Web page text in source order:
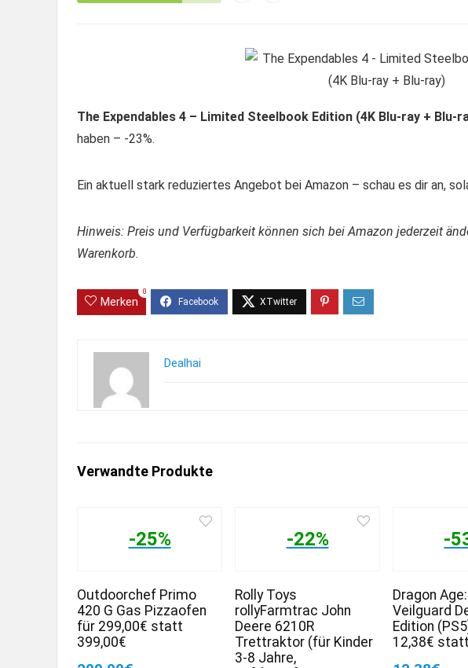
The Expendables 4 – Limited Steelbook Edition (4K Blu-ray + Blu-
haben – -23%.
Ein aktuell stark reduziertes Angebot bei Amazon – schau es dir an,
Hinweis: Preis und Verfügbarkeit können sich bei Amazon jederzeit
Warenkorb.
Merken
0
Dealhai
Verwandte Produkte
-25%
Outdoorchef Primo
420 G Gas Pizzaofen
für 299,00€ statt
399,00€
-22%
Rolly Toys
rollyFarmtrac John
Deere 6210R
Trettraktor (für Kinder
3-8 Jahre,
-
Dragon
Veilguard
Edition
12,38€